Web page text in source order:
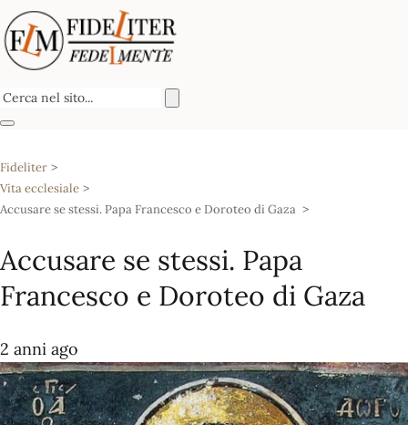
Fideliter
Vita ecclesiale
Accusare se stessi. Papa Francesco e Doroteo di Gaza
Accusare se stessi. Papa
Francesco e Doroteo di Gaza
2 anni ago